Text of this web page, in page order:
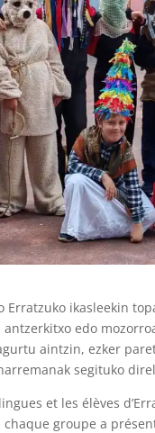
ikasleekin
edo
aintzin, ezker
segituko
et les élèves
groupe a